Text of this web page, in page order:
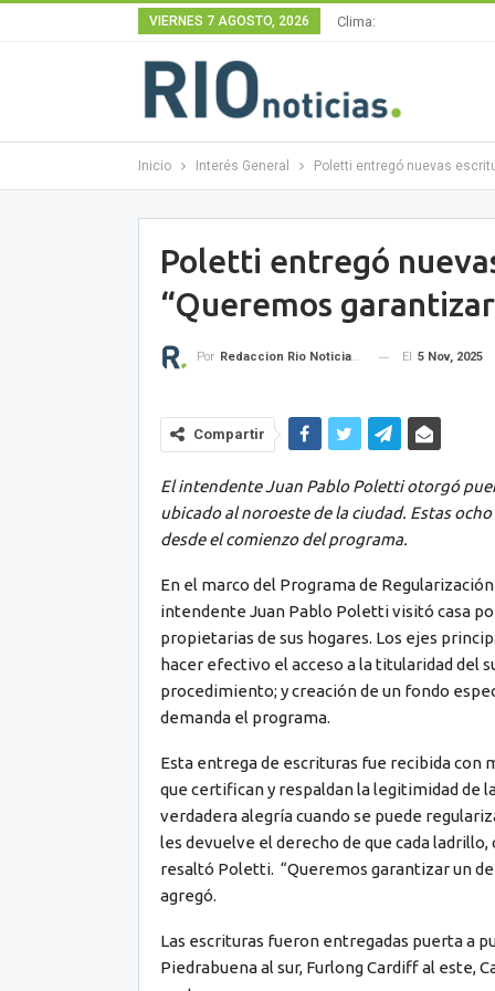
VIERNES 7 AGOSTO, 2026 Clima:
Inicio Interés General Poletti entregó nuevas
Poletti entregó
“Queremos
Por Redaccion Rio Noticias OK El 5 Nov, 2025
Compartir
El intendente Juan Pablo Poletti otorgó
ubicado al noroeste de la ciudad. Estas
desde el comienzo del programa.
En el marco del Programa de
intendente Juan Pablo Poletti visitó casa
propietarias de sus hogares. Los ejes
hacer efectivo el acceso a la titularidad del
procedimiento; y creación de un fondo
demanda el programa.
Esta entrega de escrituras fue recibida con
que certifican y respaldan la legitimidad de
verdadera alegría cuando se puede
les devuelve el derecho de que cada
resaltó Poletti. “Queremos garantizar un
agregó.
Las escrituras fueron entregadas puerta a
Piedrabuena al sur, Furlong Cardiff al este,